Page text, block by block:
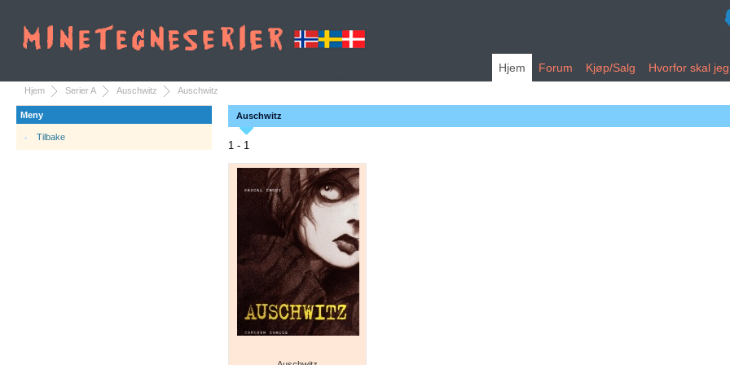
Hjem Forum Kjøp/Salg Hvorfor skal
Hjem Serier A Auschwitz Auschwitz
Meny
Tilbake
Auschwitz
1 - 1